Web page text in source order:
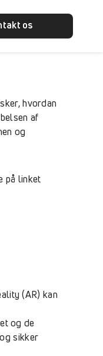
os
hvordan
af
og
på linket
(AR) kan
og de
sikker